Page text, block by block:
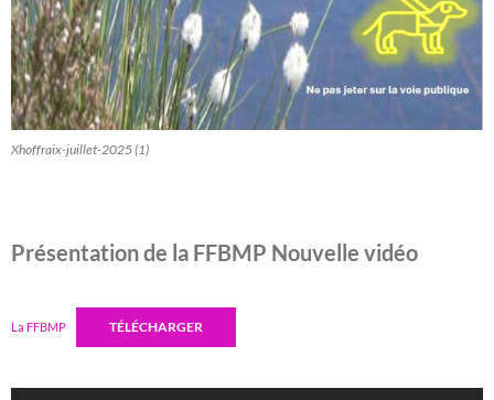
Xhoffraix-juillet-2025 (1)
Présentation de la FFBMP Nouvelle vidéo
La FFBMP TÉLÉCHARGER